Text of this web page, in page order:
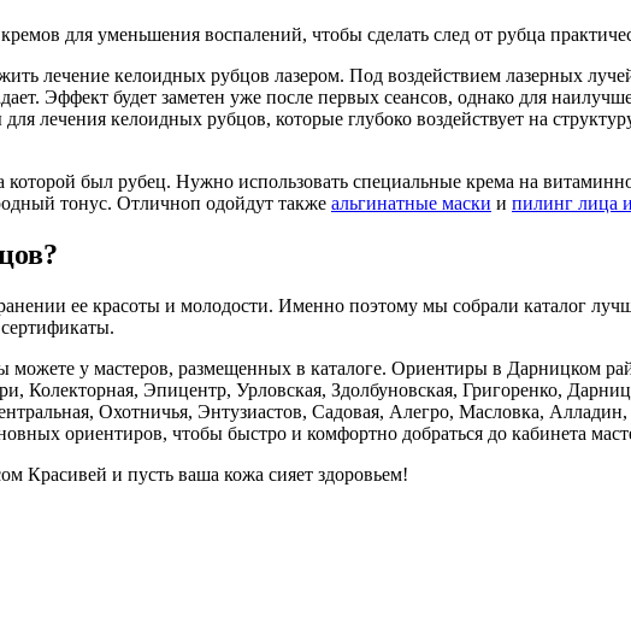
для уменьшения воспалений, чтобы сделать след от рубца
лечение келоидных рубцов лазером. Под воздействием лазерных
Эффект будет заметен уже после первых сеансов, однако для
лечения келоидных рубцов, которые глубоко воздействует на
был рубец. Нужно использовать специальные крема на
тонус. Отличноп одойдут также альгинатные маски и пилинг лица
ее красоты и молодости. Именно поэтому мы собрали каталог
можете у мастеров, размещенных в каталоге. Ориентиры в Дарницком
Колекторная, Эпицентр, Урловская, Здолбуновская, Григоренко,
Охотничья, Энтузиастов, Садовая, Алегро, Масловка,
ориентиров, чтобы быстро и комфортно добраться до кабинета
Красивей и пусть ваша кожа сияет здоровьем!